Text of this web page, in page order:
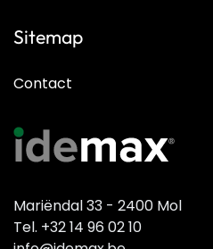
Sitemap
Contact
Mariëndal 33 - 2400 Mol
Tel. +32 14 96 02 10